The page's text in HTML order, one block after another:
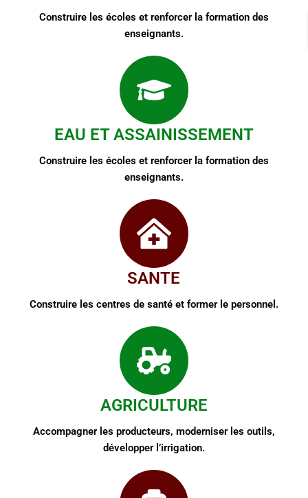
Construire les écoles et renforcer la formation des
enseignants.
EAU ET ASSAINISSEMENT
Construire les écoles et renforcer la formation des
enseignants.
SANTE
Construire les centres de santé et former le personnel.
AGRICULTURE
Accompagner les producteurs, moderniser les outils,
développer l’irrigation.